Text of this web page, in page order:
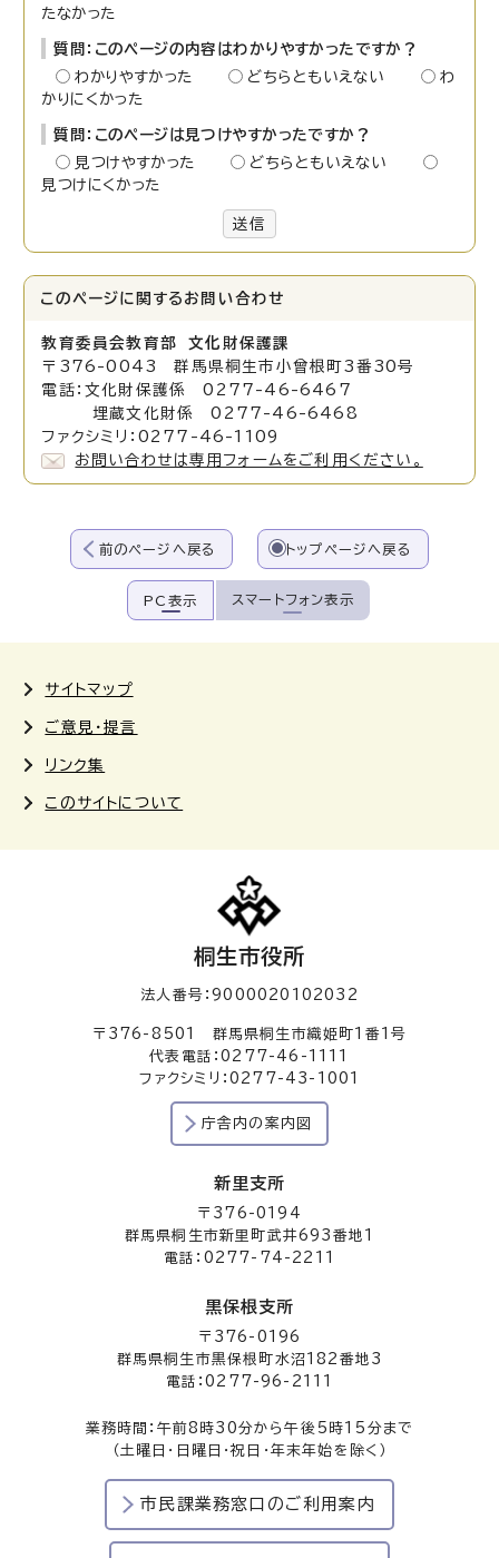
たなかった
質問：このページの内容はわかりやすかったですか？
わかりやすかった
どちらともいえない
わ
かりにくかった
質問：このページは見つけやすかったですか？
見つけやすかった
どちらともいえない
見つけにくかった
送信
このページに関する お問い合わせ
教育委員会教育部 文化財保護課
〒376-0043 群馬県桐生市小曾根町3番30号
電話：文化財保護係 0277-46-6467
埋蔵文化財係 0277-46-6468
ファクシミリ：0277-46-1109
お問い合わせは専用フォームをご利用ください。
前のページへ戻る トップページへ戻る
PC表示 スマートフォン表示
サイトマップ
ご意見・提言
リンク集
このサイトについて
桐生市役所
法人番号：9000020102032
〒376-8501 群馬県桐生市織姫町1番1号
代表電話：0277-46-1111
ファクシミリ：0277-43-1001
庁舎内の案内図
新里支所
〒376-0194
群馬県桐生市新里町武井693番地1
電話：0277-74-2211
黒保根支所
〒376-0196
群馬県桐生市黒保根町水沼182番地3
電話：0277-96-2111
業務時間：午前8時30分から午後5時15分まで
（土曜日・日曜日・祝日・年末年始を除く）
市民課業務窓口のご利用案内